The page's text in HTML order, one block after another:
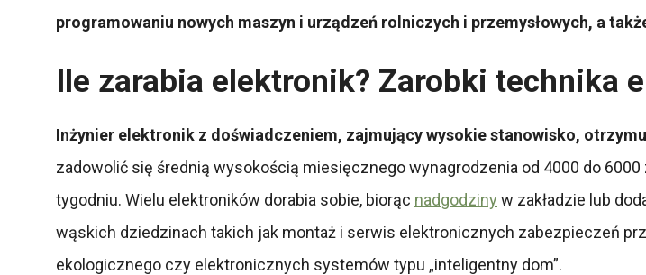
programowaniu nowych maszyn i urządzeń rolniczych i przemysłowych, a
Ile zarabia elektronik? Zarobki technika
Inżynier elektronik z doświadczeniem, zajmujący wysokie stanowisko,
zadowolić się średnią wysokością miesięcznego wynagrodzenia od 4000 do
tygodniu. Wielu elektroników dorabia sobie, biorąc nadgodziny w zakładzie lub
wąskich dziedzinach takich jak montaż i serwis elektronicznych zabezpieczeń
ekologicznego czy elektronicznych systemów typu „inteligentny dom”.